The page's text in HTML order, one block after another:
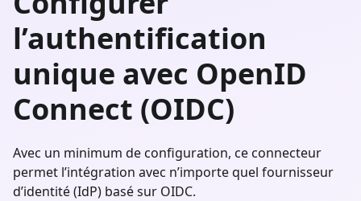
l’authentification
unique avec OpenID
Connect (OIDC)
Avec un minimum de configuration, ce connecteur
permet l’intégration avec n’importe quel fournisseur
d’identité (IdP) basé sur OIDC.